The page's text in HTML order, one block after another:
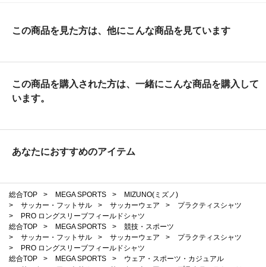
この商品を見た方は、他にこんな商品を見ています
この商品を購入された方は、一緒にこんな商品を購入して
います。
あなたにおすすめのアイテム
総合TOP > MEGA SPORTS >
MIZUNO(ミズノ)
>
サッカー・フットサル > サッカーウェア >
プラクティスシャツ
>
PRO ロングスリーブフィールドシャツ
総合TOP
> MEGA SPORTS >
競技・スポーツ
>
サッカー・フットサル > サッカーウェア >
プラクティスシャツ
>
PRO ロングスリーブフィールドシャツ
総合TOP
> MEGA SPORTS >
ウェア・スポーツ・カジュアル